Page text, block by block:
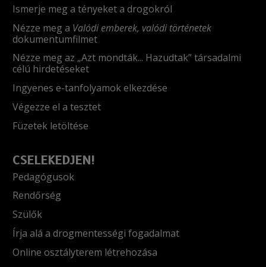
Ismerje meg a tényeket a drogokról
Nézze meg a Valódi emberek, valódi történetek
dokumentumfilmet
Nézze meg az „Azt mondták... Hazudtak” társadalmi
célú hirdetéseket
Ingyenes e-tanfolyamok elkezdése
Végezze el a tesztet
Füzetek letöltése
CSELEKEDJEN!
Pedagógusok
Rendőrség
Szülők
Írja alá a drogmentességi fogadalmat
Online osztályterem létrehozása